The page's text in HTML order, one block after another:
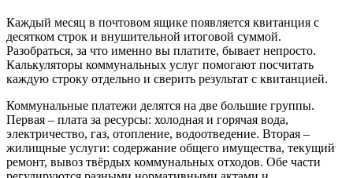
Каждый месяц в почтовом ящике появляется квитанция с
десятком строк и внушительной итоговой суммой.
Разобраться, за что именно вы платите, бывает непросто.
Калькуляторы коммунальных услуг помогают посчитать
каждую строку отдельно и сверить результат с квитанцией.
Коммунальные платежи делятся на две большие группы.
Первая – плата за ресурсы: холодная и горячая вода,
электричество, газ, отопление, водоотведение. Вторая –
жилищные услуги: содержание общего имущества, текущий
ремонт, вывоз твёрдых коммунальных отходов. Обе части